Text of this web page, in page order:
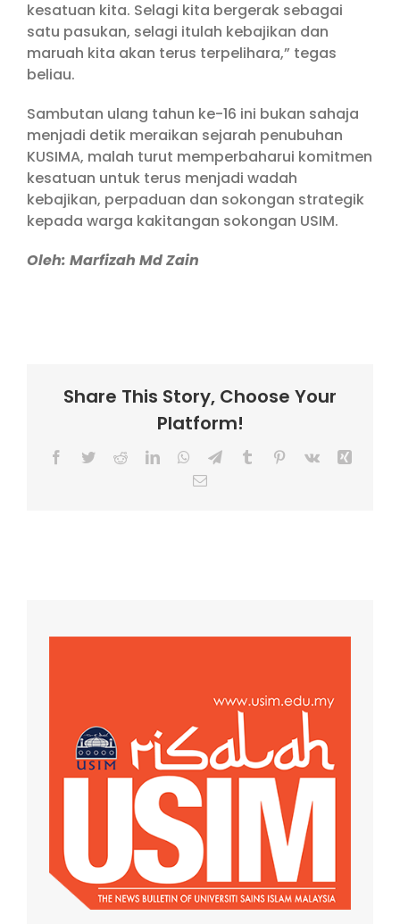
kesatuan kita. Selagi kita bergerak sebagai
satu pasukan, selagi itulah kebajikan dan
maruah kita akan terus terpelihara,” tegas
beliau.
Sambutan ulang tahun ke-16 ini bukan sahaja
menjadi detik meraikan sejarah penubuhan
KUSIMA, malah turut memperbaharui komitmen
kesatuan untuk terus menjadi wadah
kebajikan, perpaduan dan sokongan strategik
kepada warga kakitangan sokongan USIM.
Oleh: Marfizah Md Zain
Share This Story, Choose Your
Platform!
Facebook
TwitterRedditLinkedInWhatsApp
TelegramTumblr Pinterest
Vk
Email